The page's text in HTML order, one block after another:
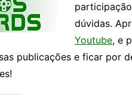
dúvidas.
Youtube, e
publicações e ficar por